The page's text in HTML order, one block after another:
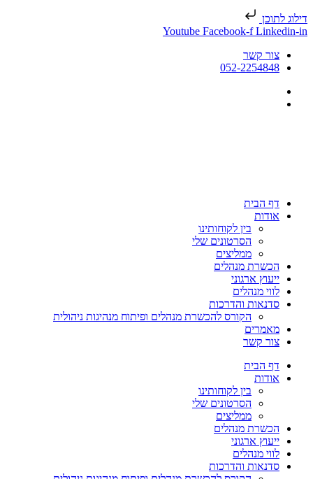
דילוג לתוכן
Youtube Facebook-f Linkedin-in
צור קשר
052-2254848
דף הבית
אודות
בין לקוחותינו
הסרטונים שלי
ממליצים
הכשרת מנהלים
ייעוץ ארגוני
לווי מנהלים
סדנאות והדרכות
הקורס להכשרת מנהלים ופיתוח מנהיגות ניהולית
מאמרים
צור קשר
דף הבית
אודות
בין לקוחותינו
הסרטונים שלי
ממליצים
הכשרת מנהלים
ייעוץ ארגוני
לווי מנהלים
סדנאות והדרכות